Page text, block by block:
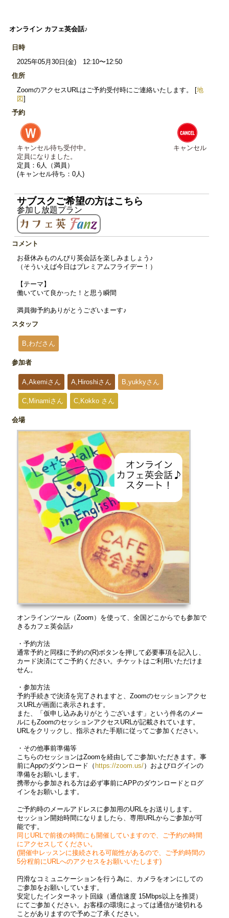
オンライン カフェ英会話♪
日時
2025年05月30日(金) 12:10〜12:50
住所
ZoomのアクセスURLはご予約受付時にご連絡いたします。 [地
図]
予約
キャンセル待ち受付中。
定員になりました。
定員：6人（満員）
(キャンセル待ち：0人)
キャンセル
サブスクご希望の方はこちら
参加し放題プラン
コメント
お昼休みものんびり英会話を楽しみましょう♪
（そういえば今日はプレミアムフライデー！）
【テーマ】
働いていて良かった！と思う瞬間
満員御予約ありがとうございまーす♪
スタッフ
B,わださん
参加者
A,Akemiさん A,Hiroshiさん B,yukkyさん
C,Minamiさん C,Kokko さん
会場
オンラインツール（Zoom）を使って、全国どこからでも参加で
きるカフェ英会話♪
・予約方法
通常予約と同様に予約の(R)ボタンを押して必要事項を記入し、
カード決済にてご予約ください。チケットはご利用いただけま
せん。
・参加方法
予約手続きで決済を完了されますと、Zoomのセッションアクセ
スURLが画面に表示されます。
また、「仮申し込みありがとうございます」という件名のメー
ルにもZoomのセッションアクセスURLが記載されています。
URLをクリックし、指示された手順に従ってご参加ください。
・その他事前準備等
こちらのセッションはZoomを経由してご参加いただきます。事
前にAppのダウンロード（ https://zoom.us/）およびログインの
準備をお願いします。
携帯から参加される方は必ず事前にAPPのダウンロードとログ
インをお願いします。
ご予約時のメールアドレスに参加用のURLをお送りします。
セッション開始時間になりましたら、専用URLからご参加が可
能です。
同じURLで前後の時間にも開催していますので、ご予約の時間
にアクセスしてください。
(開催中レッスンに接続される可能性があるので、ご予約時間の
5分程前にURLへのアクセスをお願いいたします)
円滑なコミュニケーションを行う為に、カメラをオンにしての
ご参加をお願いしています。
安定したインターネット回線（通信速度 15Mbps以上を推奨）
にてご参加ください。お客様の環境によっては通信が途切れる
ことがありますので予めご了承ください。